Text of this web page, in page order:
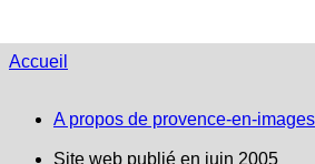
Accueil
A propos de provence-en-images
Site web publié en juin 2005